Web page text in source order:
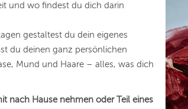
und wo findest du dich darin
gestaltest du dein eigenes
du deinen ganz persönlichen
Mund und Haare – alles, was dich
nach Hause nehmen oder Teil eines